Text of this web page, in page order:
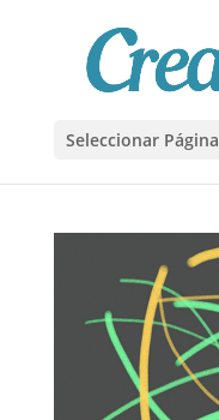
Seleccionar Página